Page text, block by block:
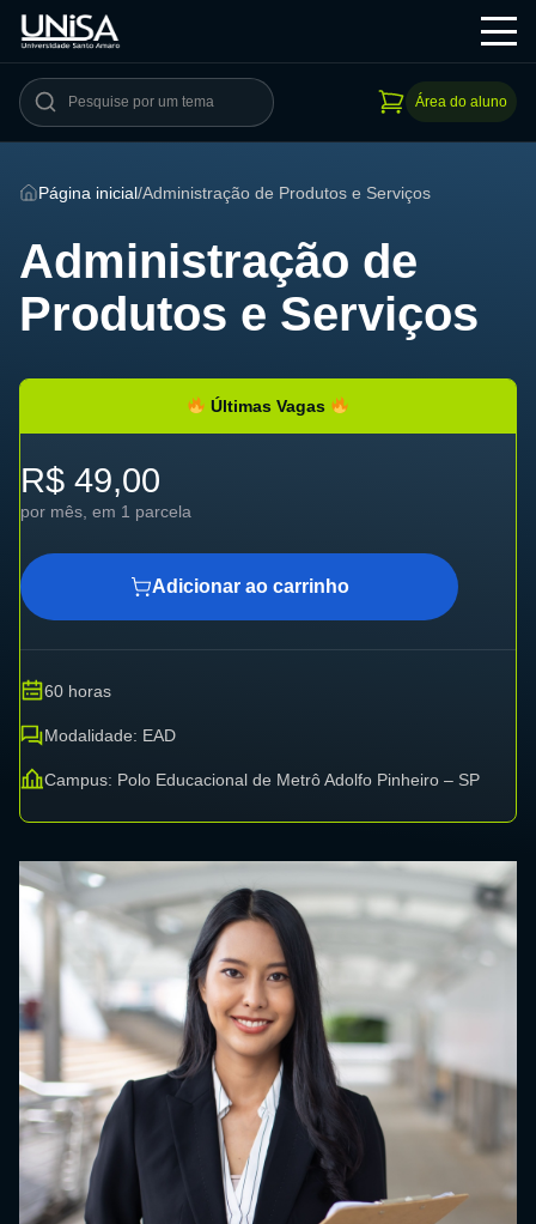
Área do aluno
Página inicial/Administração de Produtos e Serviços
Administração de
Produtos e Serviços
Últimas Vagas
R$ 49,00
por mês, em 1 parcela
Adicionar ao carrinho
60 horas
Modalidade: EAD
Campus: Polo Educacional de Metrô Adolfo Pinheiro – SP